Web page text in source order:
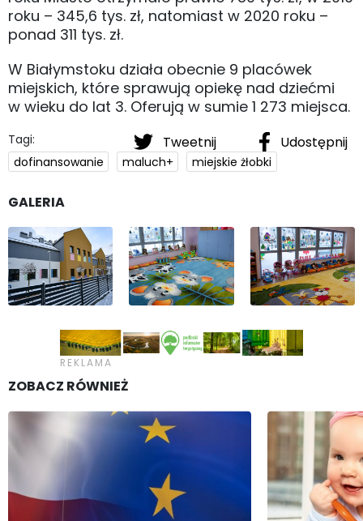
roku – 345,6 tys. zł, natomiast w 2020 roku –
ponad 311 tys. zł.
W Białymstoku działa obecnie 9 placówek
miejskich, które sprawują opiekę nad dziećmi
w wieku do lat 3. Oferują w sumie 1 273 miejsca.
Tweetnij Udostępnij
Tagi:
dofinansowanie
maluch+ miejskie żłobki
GALERIA
ZOBACZ RÓWNIEŻ